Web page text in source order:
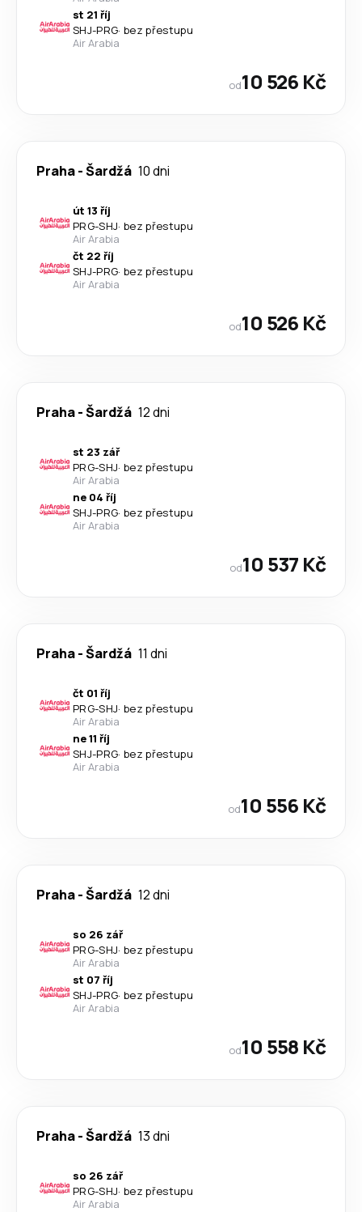
st 21 říj
SHJ-PRG· bez přestupu
Air Arabia
od10 526 Kč
Praha-Šardžá 10 dni
út 13 říj
PRG-SHJ· bez přestupu
Air Arabia
čt 22 říj
SHJ-PRG· bez přestupu
Air Arabia
od10 526 Kč
Praha-Šardžá 12 dni
st 23 zář
PRG-SHJ· bez přestupu
Air Arabia
ne 04 říj
SHJ-PRG· bez přestupu
Air Arabia
od10 537 Kč
Praha-Šardžá 11 dni
čt 01 říj
PRG-SHJ· bez přestupu
Air Arabia
ne 11 říj
SHJ-PRG· bez přestupu
Air Arabia
od10 556 Kč
Praha-Šardžá 12 dni
so 26 zář
PRG-SHJ· bez přestupu
Air Arabia
st 07 říj
SHJ-PRG· bez přestupu
Air Arabia
od10 558 Kč
Praha-Šardžá 13 dni
so 26 zář
PRG-SHJ· bez přestupu
Air Arabia